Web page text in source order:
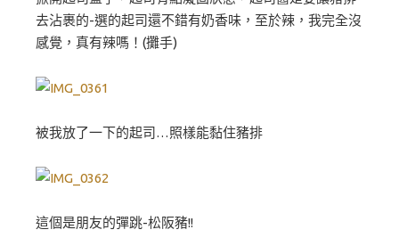
去沾裹的-選的起司還不錯有奶香味，至於辣，我完全沒
感覺，真有辣嗎！(攤手)
被我放了一下的起司…照樣能黏住豬排
這個是朋友的彈跳-松阪豬!!